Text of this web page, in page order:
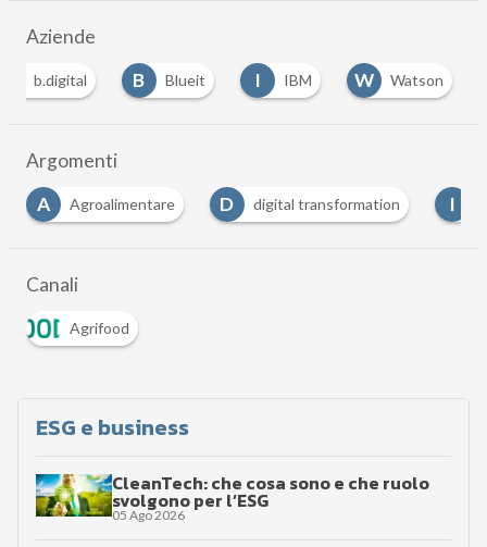
Aziende
b.digital B Blueit I IBM W Watson
Argomenti
D digital transformation I intelligenza
Canali
Agrifood
ESG e business
CleanTech: che cosa sono e che ruolo
svolgono per l’ESG
05 Ago 2026